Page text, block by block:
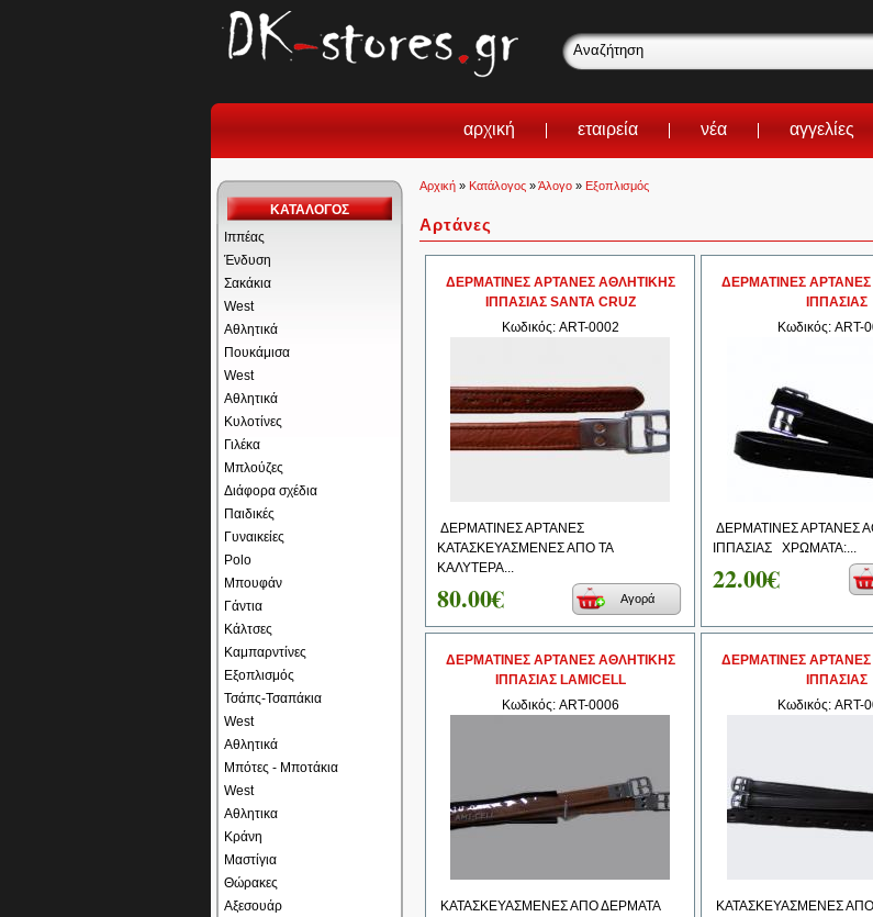
αρχική εταιρεία νέα αγγελίες
ΚΑΤΑΛΟΓΟΣ
Ιππέας
Ένδυση
Σακάκια
West
Αθλητικά
Πουκάμισα
West
Αθλητικά
Κυλοτίνες
Γιλέκα
Μπλούζες
Διάφορα σχέδια
Παιδικές
Γυναικείες
Polo
Μπουφάν
Γάντια
Κάλτσες
Καμπαρντίνες
Εξοπλισμός
Τσάπς-Τσαπάκια
West
Αθλητικά
Μπότες - Μποτάκια
West
Αθλητικα
Κράνη
Μαστίγια
Θώρακες
Αξεσουάρ
Αρχική » Κατάλογος »Άλογο » Εξοπλισμός
Αρτάνες
ΔΕΡΜΑΤΙΝΕΣ ΑΡΤΑΝΕΣ ΑΘΛΗΤΙΚΗΣ
ΙΠΠΑΣΙΑΣ SANTA CRUZ
Κωδικός: ART-0002
ΔΕΡΜΑΤΙΝΕΣ ΑΡΤΑΝΕΣ
ΚΑΤΑΣΚΕΥΑΣΜΕΝΕΣ ΑΠΟ ΤΑ
ΚΑΛΥΤΕΡΑ...
80.00€ Αγορά
ΔΕΡΜΑΤΙΝΕΣ
ΙΠΠΑΣΙΑΣ
Κωδικός: ART-
ΔΕΡΜΑΤΙΝΕΣ ΑΡΤΑΝΕΣ
ΙΠΠΑΣΙΑΣ ΧΡΩΜΑΤΑ:...
22.00€
ΔΕΡΜΑΤΙΝΕΣ ΑΡΤΑΝΕΣ ΑΘΛΗΤΙΚΗΣ
ΙΠΠΑΣΙΑΣ LAMICELL
Κωδικός: ART-0006
ΚΑΤΑΣΚΕΥΑΣΜΕΝΕΣ ΑΠΟ ΔΕΡΜΑΤΑ
ΔΕΡΜΑΤΙΝΕΣ
ΙΠΠΑΣΙΑΣ
Κωδικός: ART-
ΚΑΤΑΣΚΕΥΑΣΜΕΝΕΣ